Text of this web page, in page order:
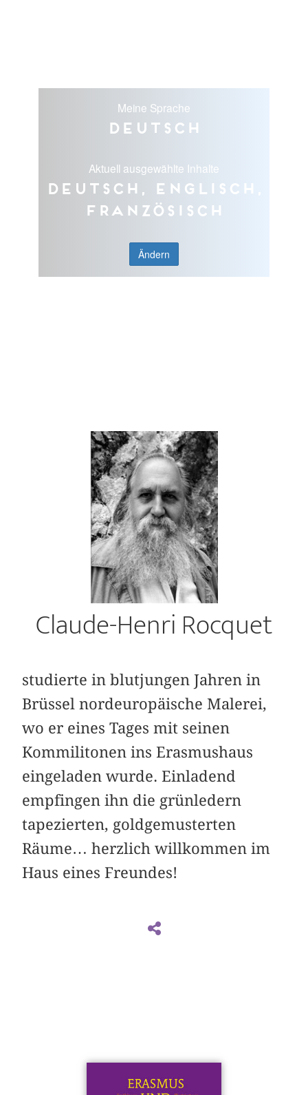
Meine Sprache
Deutsch
Aktuell ausgewählte Inhalte
Deutsch, Englisch,
Französisch
Ändern
Claude-Henri Rocquet
studierte in blutjungen Jahren in
Brüssel nordeuropäische Malerei,
wo er eines Tages mit seinen
Kommilitonen ins Erasmushaus
eingeladen wurde. Einladend
empfingen ihn die grünledern
tapezierten, goldgemusterten
Räume… herzlich willkommen im
Haus eines Freundes!